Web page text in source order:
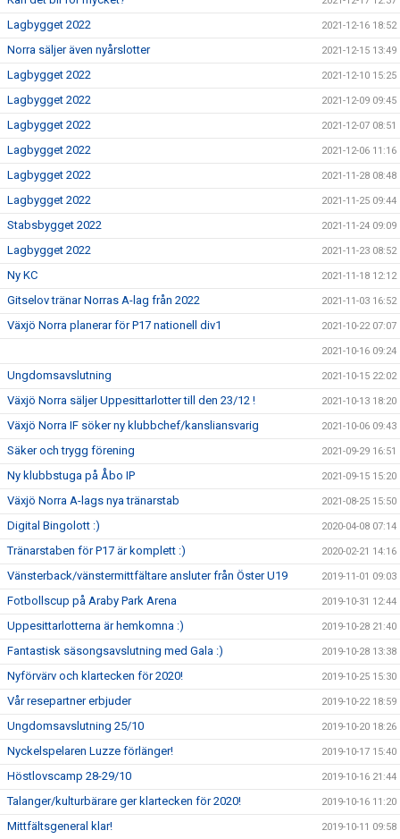
Lagbygget 2022 2021-12-16 18:52
Norra säljer även nyårslotter 2021-12-15 13:49
Lagbygget 2022 2021-12-10 15:25
Lagbygget 2022 2021-12-09 09:45
Lagbygget 2022 2021-12-07 08:51
Lagbygget 2022 2021-12-06 11:16
Lagbygget 2022 2021-11-28 08:48
Lagbygget 2022 2021-11-25 09:44
Stabsbygget 2022 2021-11-24 09:09
Lagbygget 2022 2021-11-23 08:52
Ny KC 2021-11-18 12:12
Gitselov tränar Norras A-lag från 2022 2021-11-03 16:52
Växjö Norra planerar för P17 nationell div1 2021-10-22 07:07
2021-10-16 09:24
Ungdomsavslutning 2021-10-15 22:02
Växjö Norra säljer Uppesittarlotter till den 23/12 ! 2021-10-13 18:20
Växjö Norra IF söker ny klubbchef/kansliansvarig 2021-10-06 09:43
Säker och trygg förening 2021-09-29 16:51
Ny klubbstuga på Åbo IP 2021-09-15 15:20
Växjö Norra A-lags nya tränarstab 2021-08-25 15:50
Digital Bingolott :) 2020-04-08 07:14
Tränarstaben för P17 är komplett :) 2020-02-21 14:16
Vänsterback/vänstermittfältare ansluter från Öster U19 2019-11-01 09:03
Fotbollscup på Araby Park Arena 2019-10-31 12:44
Uppesittarlotterna är hemkomna :) 2019-10-28 21:40
Fantastisk säsongsavslutning med Gala :) 2019-10-28 13:38
Nyförvärv och klartecken för 2020! 2019-10-25 15:30
Vår resepartner erbjuder 2019-10-22 18:59
Ungdomsavslutning 25/10 2019-10-20 18:26
Nyckelspelaren Luzze förlänger! 2019-10-17 15:40
Höstlovscamp 28-29/10 2019-10-16 21:44
Talanger/kulturbärare ger klartecken för 2020! 2019-10-16 11:20
Mittfältsgeneral klar! 2019-10-11 09:58